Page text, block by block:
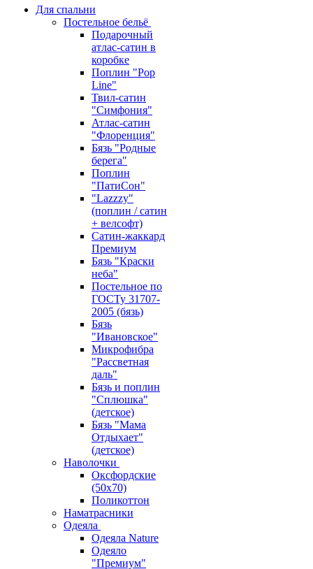
Для спальни
Постельное бельё
Подарочный
атлас-сатин в
коробке
Поплин "Pop
Line"
Твил-сатин
"Симфония"
Атлас-сатин
"Флоренция"
Бязь "Родные
берега"
Поплин
"ПатиСон"
"Lazzzy"
(поплин / сатин
+ велсофт)
Сатин-жаккард
Премиум
Бязь "Краски
неба"
Постельное по
ГОСТу 31707-
2005 (бязь)
Бязь
"Ивановское"
Микрофибра
"Рассветная
даль"
Бязь и поплин
"Сплюшка"
(детское)
Бязь "Мама
Отдыхает"
(детское)
Наволочки
Оксфордские
(50х70)
Поликоттон
Наматрасники
Одеяла
Одеяла Nature
Одеяло
"Премиум"